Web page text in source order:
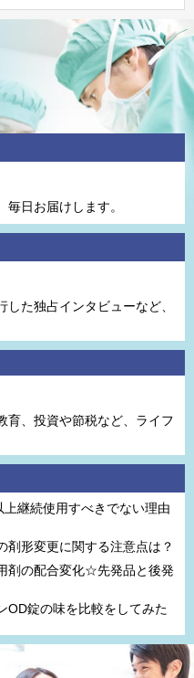
日お届けします。
た独占インタビューなど、
育、投資や節税など、ライフ
継続使用すべきでない理由
剤形変更に関する注意点は？
剤の配合変化☆先発品と後発
OD錠の味を比較をしてみた